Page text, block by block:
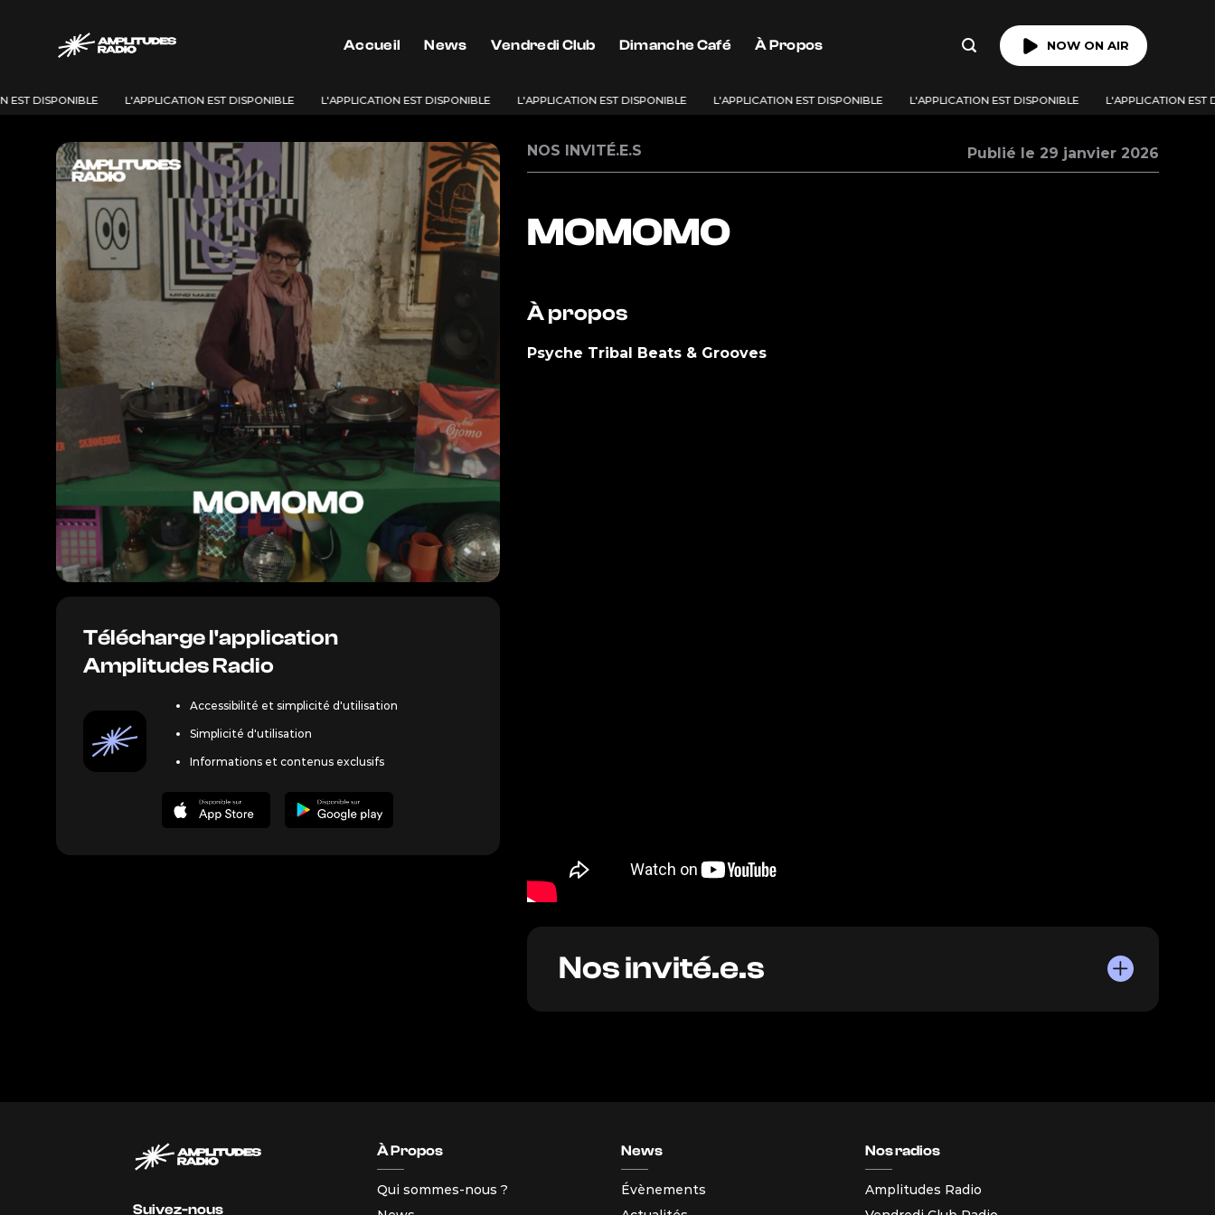
contenu
Accueil News Vendredi Club Dimanche Café À Propos NOW ON AIR
EST DISPONIBLE L'APPLICATION EST DISPONIBLE L'APPLICATION EST DISPONIBLE L'APPLICATION EST DISPONIBLE L'APPLICATION EST DISPONIBLE L'APPLICATION EST DISPONIBLE L'APPLICATION EST
Télécharge l'application
Amplitudes Radio
Accessibilité et simplicité d'utilisation
Simplicité d'utilisation
Informations et contenus exclusifs
NOS INVITÉ.E.S Publié le 29 janvier 2026
MOMOMO
À propos
Psyche Tribal Beats & Grooves
Nos invité.e.s
Suivez-nous
À Propos
Qui sommes-nous ?
News
Évènements
Nos radios
Amplitudes Radio